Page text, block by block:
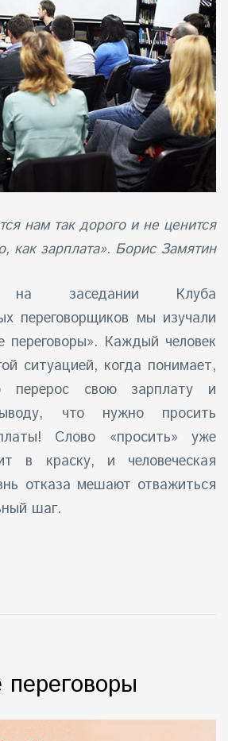
нам так дорого и не ценится
как зарплата». Борис Замятин
заседании Клуба
переговорщиков мы изучали
переговоры». Каждый человек
ситуацией, когда понимает,
свою зарплату и
что нужно просить
Слово «просить» уже
в краску, и человеческая
отказа мешают отважиться
шаг.